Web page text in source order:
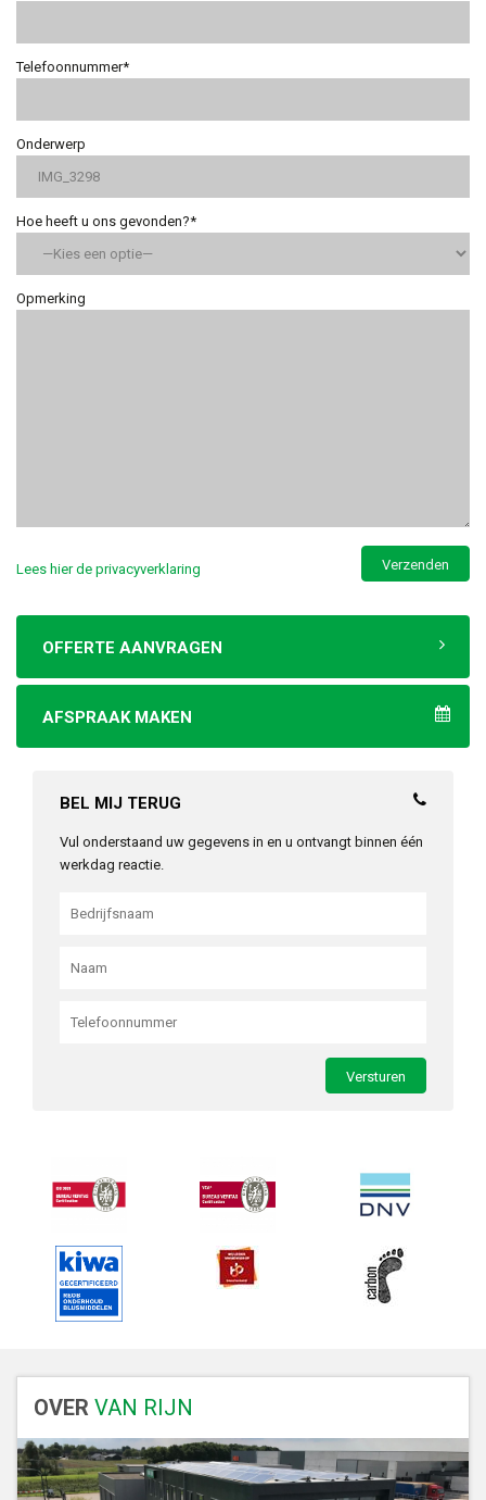
Telefoonnummer*
Onderwerp
Hoe heeft u ons gevonden?*
Opmerking
Lees hier de privacyverklaring
OFFERTE AANVRAGEN
AFSPRAAK MAKEN
BEL MIJ TERUG
Vul onderstaand uw gegevens in en u ontvangt binnen één
werkdag reactie.
OVER VAN RIJN